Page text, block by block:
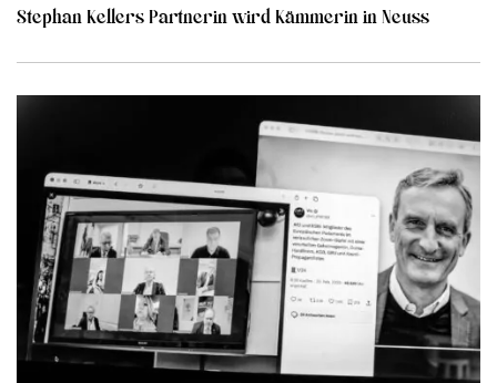
Stephan Kellers Partnerin wird Kämmerin in Neuss